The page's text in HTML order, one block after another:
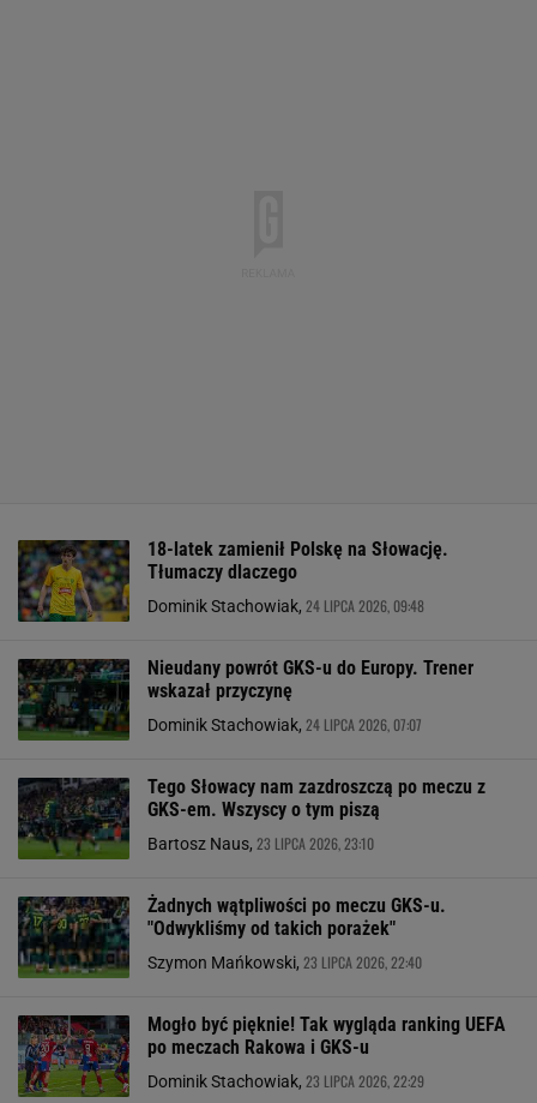
18-latek zamienił Polskę na Słowację.
Tłumaczy dlaczego
Dominik Stachowiak, 24 LIPCA 2026, 09:48
Nieudany powrót GKS-u do Europy. Trener
wskazał przyczynę
Dominik Stachowiak, 24 LIPCA 2026, 07:07
Tego Słowacy nam zazdroszczą po meczu z
GKS-em. Wszyscy o tym piszą
Bartosz Naus, 23 LIPCA 2026, 23:10
Żadnych wątpliwości po meczu GKS-u.
"Odwykliśmy od takich porażek"
Szymon Mańkowski, 23 LIPCA 2026, 22:40
Mogło być pięknie! Tak wygląda ranking UEFA
po meczach Rakowa i GKS-u
Dominik Stachowiak, 23 LIPCA 2026, 22:29